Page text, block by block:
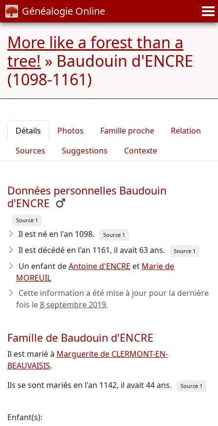
Généalogie Online
More like a forest than a
tree! » Baudouin d'ENCRE
(1098-1161)
Détails Photos Famille proche
Relation
Sources
Suggestions Contexte
Données personnelles Baudouin
d'ENCRE
Source 1
Il est né en l'an 1098. Source 1
Il est décédé en l'an 1161, il avait 63 ans. Source 1
Un enfant deAntoine d'ENCRE et Marie de
MOREUIL
Cette information a été mise à jour pour la dernière
fois le8 septembre 2019.
Famille de Baudouin d'ENCRE
Il est marié à Marguerite de CLERMONT-EN-
BEAUVAISIS.
Ils se sont mariés en l'an 1142, il avait 44 ans.
Source 1
Enfant(s):